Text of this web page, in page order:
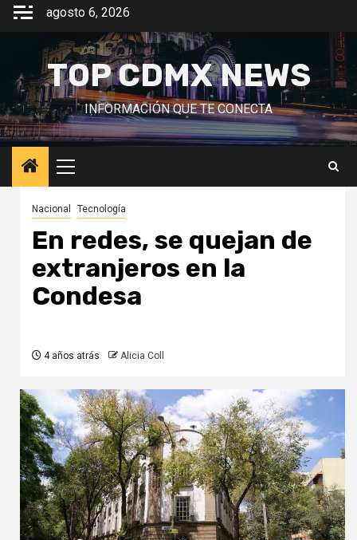
Saltar
contenido
agosto 6, 2026
TOP CDMX NEWS
INFORMACIÓN QUE TE CONECTA
Menú
principal
Nacional Tecnología
En redes, se quejan de
extranjeros en la
Condesa
4 años atrás Alicia Coll